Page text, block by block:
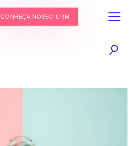
CONHEÇA NOSSO CRM